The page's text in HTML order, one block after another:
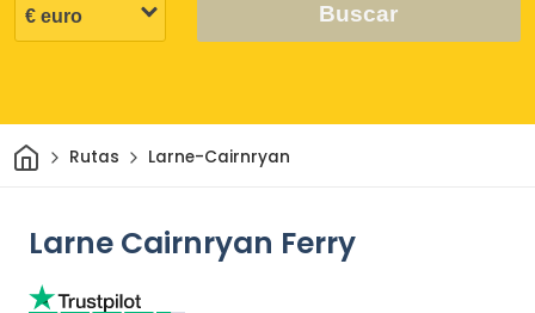
Buscar
InicioRutas Larne-Cairnryan
Larne Cairnryan Ferry